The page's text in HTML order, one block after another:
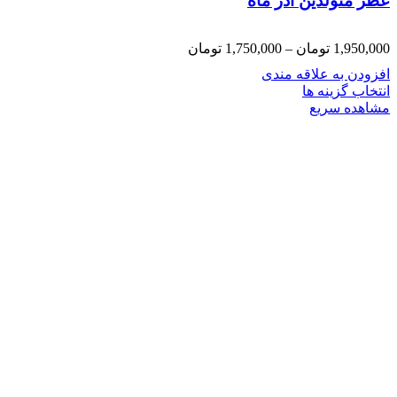
1,950,000 تومان –
1,750,000 تومان
افزودن به علاقه مندی
انتخاب گزینه ها
مشاهده سریع